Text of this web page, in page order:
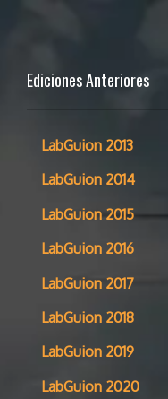
Ediciones Anteriores
LabGuion 2013
LabGuion 2014
LabGuion 2015
LabGuion 2016
LabGuion 2017
LabGuion 2018
LabGuion 2019
LabGuion 2020